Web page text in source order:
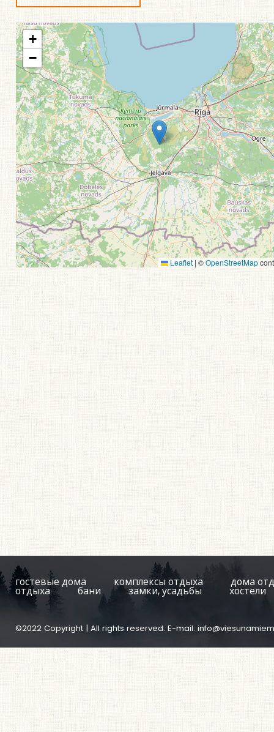
+
−
Leaflet | ©OpenStreetMap
гостевые дома комплексы отдыха дома
отдыха бани замки, усадьбы хостели
©2022 Copyright | All rights reserved. E-mail: